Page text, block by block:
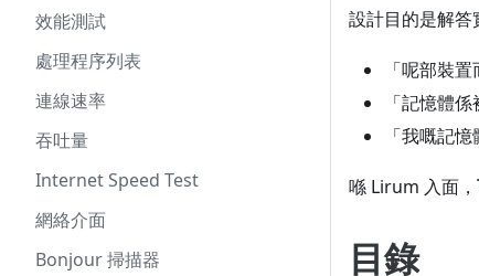
效能測試
處理程序列表
連線速率
吞吐量
Internet Speed Test
網絡介面
Bonjour 掃描器
設計目的是解答
「呢部裝
「記憶體
「我嘅記
喺 Lirum 入面，
目錄